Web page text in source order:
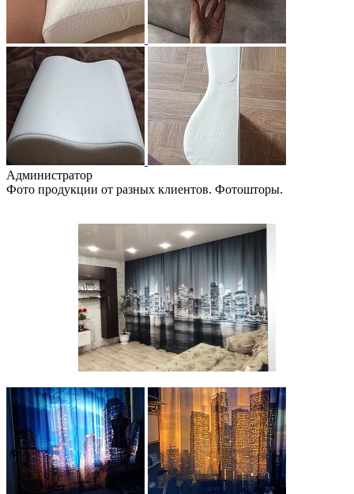
Администратор
Фото продукции от разных клиентов. Фотошторы.